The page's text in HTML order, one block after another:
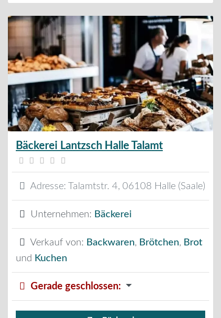
Bäckerei Lantzsch Halle Talamt
Adresse: Talamtstr. 4, 06108 Halle (Saale)
Unternehmen: Bäckerei
Verkauf von: Backwaren, Brötchen, Brot
und Kuchen
Gerade geschlossen: